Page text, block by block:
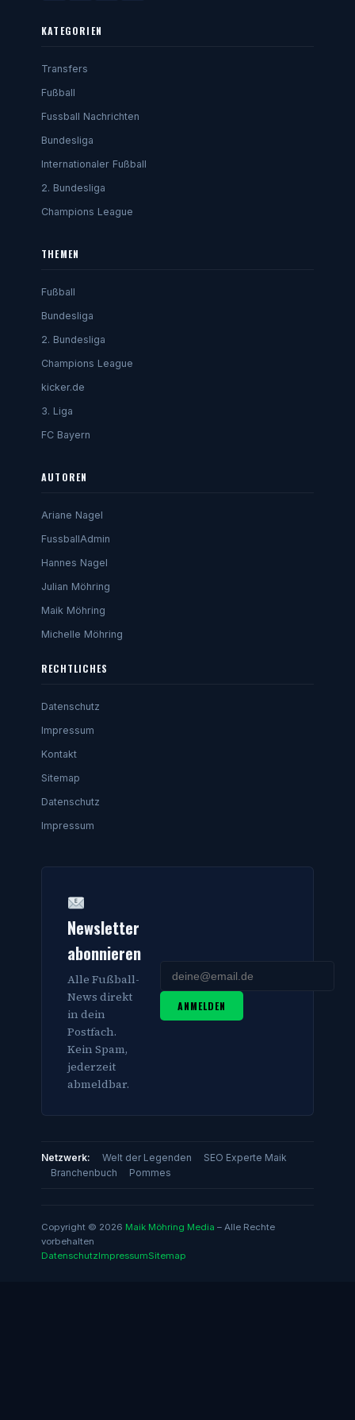
KATEGORIEN
Transfers
Fußball
Fussball Nachrichten
Bundesliga
Internationaler Fußball
2. Bundesliga
Champions League
THEMEN
Fußball
Bundesliga
2. Bundesliga
Champions League
kicker.de
3. Liga
FC Bayern
AUTOREN
Ariane Nagel
FussballAdmin
Hannes Nagel
Julian Möhring
Maik Möhring
Michelle Möhring
RECHTLICHES
Datenschutz
Impressum
Kontakt
Sitemap
Datenschutz
Impressum
Newsletter
abonnieren
Alle Fußball-
News direkt
in dein
Postfach.
Kein Spam,
jederzeit
abmeldbar.
ANMELDEN
Netzwerk: Welt der Legenden
SEO Experte Maik
Branchenbuch
Pommes
Copyright © 2026 Maik Möhring Media – Alle Rechte
vorbehalten
DatenschutzImpressumSitemap